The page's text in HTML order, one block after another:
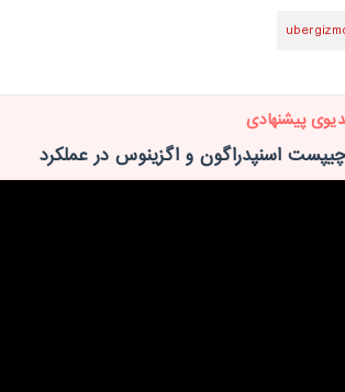
پیشنهادی
اسنپدراگون و اگزینوس در عملکرد